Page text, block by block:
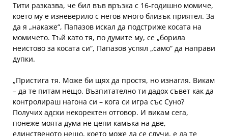
Тити разказва, че бил във връзка с 16-годишно момиче,
което му е изневерило с негов много близък приятел. За
да я „накаже“, Папазов искал да подстриже косата на
момичето. Тъй като тя, по думите му, се „борила
неистово за косата си“, Папазов успял „само“ да направи
дупки.
„Пристига тя. Може би щях да простя, но изнагля. Викам
– да те питам нещо. Възпитателно ти дадох съвет как да
контролираш нагона си – кога си игра със Суно?
Получих адски некоректен отговор. И викам сега,
понеже моята дума не цепи камъка на две,
единственото нещо, което може да се случи, е да те